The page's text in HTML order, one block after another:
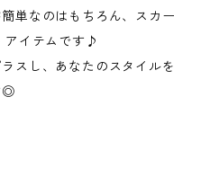
単なのはもちろん、スカー
アイテムです♪
スし、あなたのスタイルを
◎